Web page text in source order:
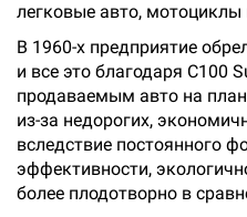
легковые авто,
В 1960-х предприятие
и все это благодаря C100
продаваемым авто на
из-за недорогих,
вследствие постоянного
эффективности,
более плодотворно в